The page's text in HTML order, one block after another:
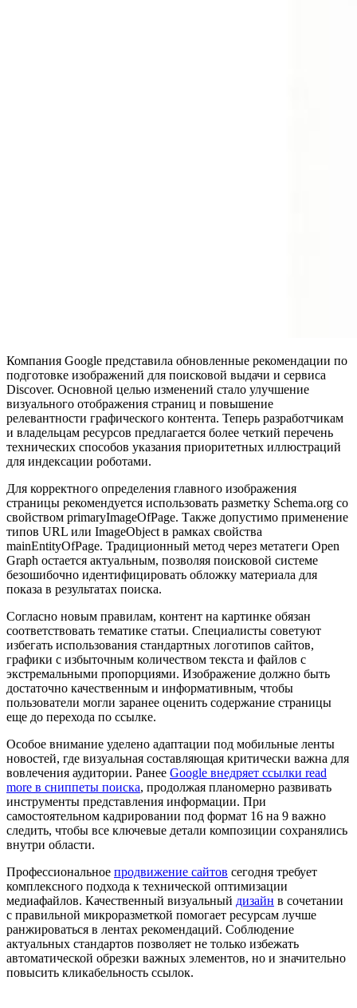
Компания Google представила обновленные рекомендации по
подготовке изображений для поисковой выдачи и сервиса
Discover. Основной целью изменений стало улучшение
визуального отображения страниц и повышение
релевантности графического контента. Теперь разработчикам
и владельцам ресурсов предлагается более четкий перечень
технических способов указания приоритетных иллюстраций
для индексации роботами.
Для корректного определения главного изображения
страницы рекомендуется использовать разметку Schema.org со
свойством primaryImageOfPage. Также допустимо применение
типов URL или ImageObject в рамках свойства
mainEntityOfPage. Традиционный метод через метатеги Open
Graph остается актуальным, позволяя поисковой системе
безошибочно идентифицировать обложку материала для
показа в результатах поиска.
Согласно новым правилам, контент на картинке обязан
соответствовать тематике статьи. Специалисты советуют
избегать использования стандартных логотипов сайтов,
графики с избыточным количеством текста и файлов с
экстремальными пропорциями. Изображение должно быть
достаточно качественным и информативным, чтобы
пользователи могли заранее оценить содержание страницы
еще до перехода по ссылке.
Особое внимание уделено адаптации под мобильные ленты
новостей, где визуальная составляющая критически важна для
вовлечения аудитории. Ранее Google внедряет ссылки read
more в сниппеты поиска, продолжая планомерно развивать
инструменты представления информации. При
самостоятельном кадрировании под формат 16 на 9 важно
следить, чтобы все ключевые детали композиции сохранялись
внутри области.
Профессиональное продвижение сайтов сегодня требует
комплексного подхода к технической оптимизации
медиафайлов. Качественный визуальный дизайн в сочетании
с правильной микроразметкой помогает ресурсам лучше
ранжироваться в лентах рекомендаций. Соблюдение
актуальных стандартов позволяет не только избежать
автоматической обрезки важных элементов, но и значительно
повысить кликабельность ссылок.